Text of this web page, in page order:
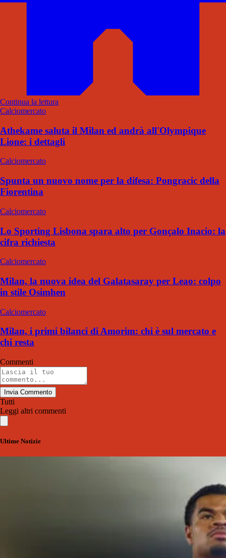
Continua la lettura
Calciomercato
Athekame saluta il Milan ed andrà all'Olympique
Lione: i dettagli
Calciomercato
Spunta un nuovo nome per la difesa: Pongracic della
Fiorentina
Calciomercato
Lo Sporting Lisbona spara alto per Gonçalo Inacio: la
cifra richiesta
Calciomercato
Milan, la nuova idea del Galatasaray per Leao: colpo
in stile Osimhen
Calciomercato
Milan, i primi bilanci di Amorim: chi è sul mercato e
chi resta
Commenti
Invia Commento
Tutti
Leggi altri commenti
Ultime Notizie